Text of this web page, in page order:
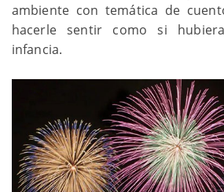
ambiente con temática de
hacerle sentir como si
infancia.